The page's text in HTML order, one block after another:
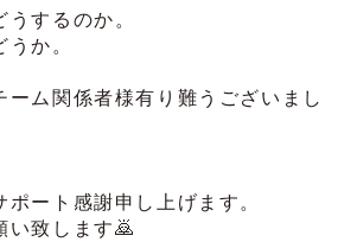
するのか。
か。
ーム関係者様有り難うございまし
ート感謝申し上げます。
い致します🙇